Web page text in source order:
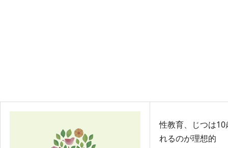
性教育、じつは
れるのが理想的